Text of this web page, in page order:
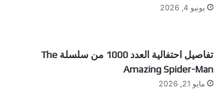
يونيو 4, 2026
تفاصيل احتفالية العدد 1000 من سلسلة The
Amazing Spider-Man
مايو 21, 2026